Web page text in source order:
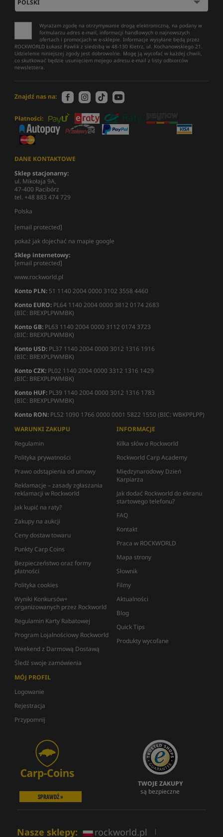
Wyrażam zgodę na otrzymywanie drogą elektroniczną, na podany w
formularzu adres e-mail, informacji handlowych o najnowszych
ofertach i promocjach w e-sklepie. Informacje wysyłane będą przez
ROCKWORLD Łukasz Pawlik z siedzibą w 48-130 Kietrz, ul. Kochanowskiego 21.
Udzielenie niniejszej zgody jest dobrowolne. Mogę ją wycofać w każdej chwili,
co skutkować będzie usunięciem mojego adresu e-mail z listy odbiorców
newslettera.
Znajdź nas na:
Płatności:
DANE KONTAKTOWE
Sklep stacjonarny:
ul. Mikołaja 9A,
47-400 Racibórz
tel. +48 883 474 729
Polska
[email protected]
pokaż jak dojechać na mapie google
Sklep internetowy:
[email protected]
www.rockworld.pl
Konto PLN: 51 1140 2004 0000 3102 3558 4460
Konto EURO: PL64 1140 2004 0000 3812 0174 2683
(BIC: BREXPLPWMBK)
Konto GB: PL63 1140 2004 0000 3112 0174 3723
(BIC: BREXPLPWMBK)
Konto USD: PL37 1140 2004 0000 3012 1316 1916
(BIC: BREXPLPWMBK)
Konto CZK: PL02 1140 2004 0000 3312 1316 1429
(BIC: BREXPLPWMBK)
Konto HUF: PL39 1140 2004 0000 3012 1316 1783
(BIC: BREXPLPWMBK)
Konto RON: PL52 1090 1766 0000 0001 5822 1550 (BIC: WBKPPLPP)
WARUNKI ZAKUPU
Regulamin
Polityka prywatności
Prawo odstąpienia od umowy
Reklamacje – zasady zgłaszania
reklamacji w Rockworld
Jak kupić na raty?
Zakupy na aukcji
Ceny dostaw towaru
Punkty Carp Coins
Bezpieczeństwo oraz formy
płatności
Polityka cookies
Wyniki Konkursów+
organizowanych przez Rockworld
Regulamin Karty Rabatowej
Program Lojalnościowy Rockworld
Weekend z Darmową Dostawą
Śledź swoje zamówienia
INFORMACJE
Kilka słów o Rockworld
Rockworld Carp Academy
Międzynarodowy Dzień
Karpiarza
Jak dodać Rockworld do ekranu
startowego telefonu?
FAQ
Kontakt
Praca w ROCKWORLD
Mapa strony
Słownik
Filmy
Aktualności
Blog
Quick Tips
Produkty wycofane
MÓJ PROFIL
Logowanie
Rejestracja
Przypomnij
SPRAWDŹ »
TWOJE ZAKUPY
są bezpieczne
Nasze sklepy: rockworld.pl |